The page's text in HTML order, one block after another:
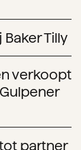
Tilly
verkoopt
partner